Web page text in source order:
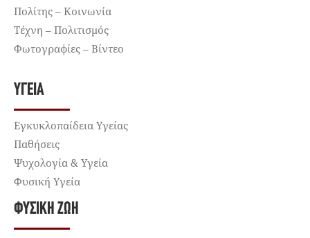
Πολίτης – Κοινωνία
Τέχνη – Πολιτισμός
Φωτογραφίες – Βίντεο
ΥΓΕΊΑ
Εγκυκλοπαίδεια Υγείας
Παθήσεις
Ψυχολογία & Υγεία
Φυσική Υγεία
ΦΥΣΙΚΉ ΖΩΉ